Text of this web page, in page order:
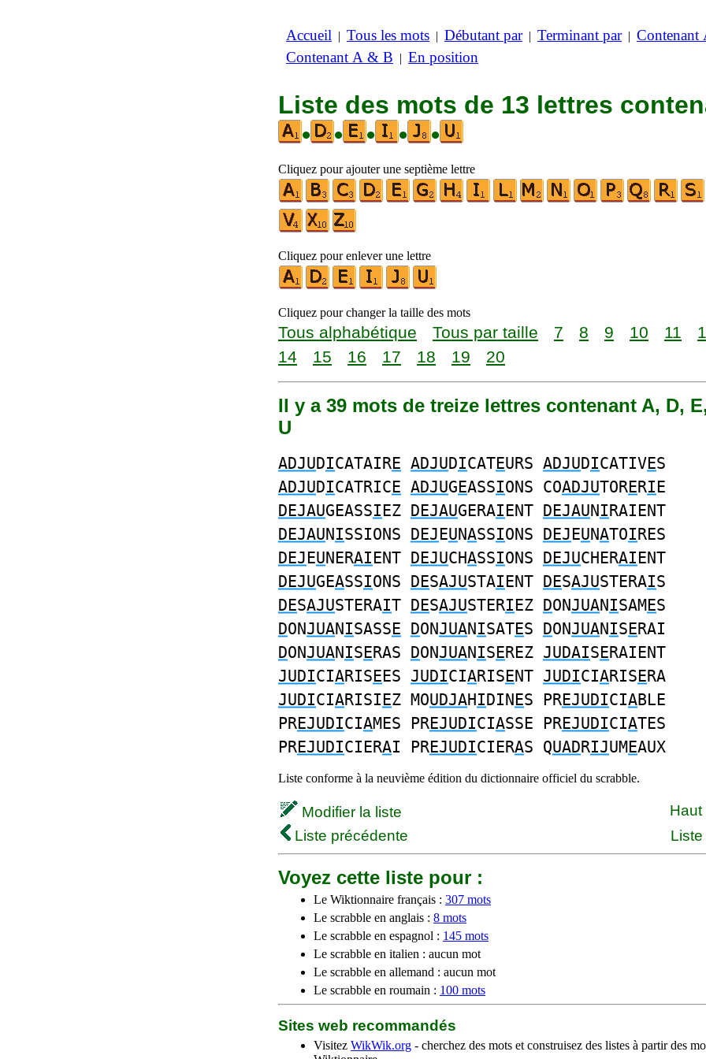
Accueil | Tous les mots | Débutant par| Terminant par| Contenant
Contenant A & B | En position
Liste des mots de 13 lettres
•
• • • •
Cliquez pour ajouter une septième lettre
Cliquez pour enlever une lettre
Cliquez pour changer la taille des mots
Tous alphabétique Tous par taille 7 8 9 10 11
14
15 16 17 18 19 20
Il y a 39 mots de treize lettres contenant A, D,
U
ADJUDICATAIRE ADJUDICATEURS ADJUDICATIVES
ADJUDICATRICE ADJUGEASSIONS COADJUTORERIE
DEJAUGEASSIEZ DEJAUGERAIENT DEJAUNIRAIENT
DEJAUNISSIONS DEJEUNASSIONS DEJEUNATOIRES
DEJEUNERAIENT DEJUCHASSIONS DEJUCHERAIENT
DEJUGEASSIONS DESAJUSTAIENT DESAJUSTERAIS
DESAJUSTERAIT DESAJUSTERIEZ DONJUANISAMES
DONJUANISASSE DONJUANISATES DONJUANISERAI
DONJUANISERAS DONJUANISEREZ JUDAISERAIENT
JUDICIARISEES JUDICIARISENT JUDICIARISERA
JUDICIARISIEZ MOUDJAHIDINES PREJUDICIABLE
PREJUDICIAMES PREJUDICIASSE PREJUDICIATES
PREJUDICIERAI PREJUDICIERAS QUADRIJUMEAUX
Liste conforme à la neuvième édition du dictionnaire officiel du scrabble.
Modifier la liste
Haut
Liste précédente
Voyez cette liste pour :
Le Wiktionnaire français : 307 mots
Le scrabble en anglais : 8 mots
Le scrabble en espagnol : 145 mots
Le scrabble en italien : aucun mot
Le scrabble en allemand : aucun mot
Le scrabble en roumain : 100 mots
Sites web recommandés
Visitez WikWik.org - cherchez des mots et construisez des listes à partir des